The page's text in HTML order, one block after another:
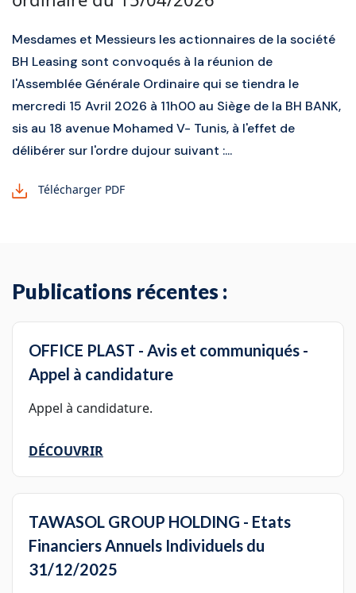
Mesdames et Messieurs les actionnaires de la société
BH Leasing sont convoqués à la réunion de
l'Assemblée Générale Ordinaire qui se tiendra le
mercredi 15 Avril 2026 à 11h00 au Siège de la BH BANK,
sis au 18 avenue Mohamed V- Tunis, à l'effet de
délibérer sur l'ordre dujour suivant :...
Télécharger PDF
Publications récentes :
OFFICE PLAST - Avis et communiqués -
Appel à candidature
Appel à candidature.
DÉCOUVRIR
TAWASOL GROUP HOLDING - Etats
Financiers Annuels Individuels du
31/12/2025